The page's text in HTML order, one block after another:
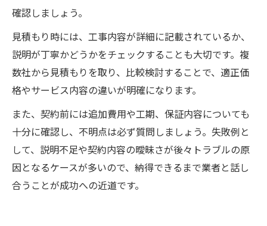
確認しましょう。
見積もり時には、工事内容が詳細に記載されているか、
説明が丁寧かどうかをチェックすることも大切です。複
数社から見積もりを取り、比較検討することで、適正価
格やサービス内容の違いが明確になります。
また、契約前には追加費用や工期、保証内容についても
十分に確認し、不明点は必ず質問しましょう。失敗例と
して、説明不足や契約内容の曖昧さが後々トラブルの原
因となるケースが多いので、納得できるまで業者と話し
合うことが成功への近道です。